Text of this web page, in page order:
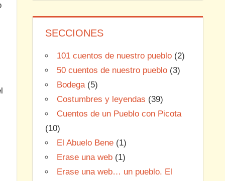
SECCIONES
101 cuentos de nuestro pueblo (2)
50 cuentos de nuestro pueblo (3)
Bodega(5)
Costumbres y leyendas (39)
Cuentos de un Pueblo con Picota
(10)
El Abuelo Bene (1)
Erase una web (1)
Erase una web… un pueblo. El